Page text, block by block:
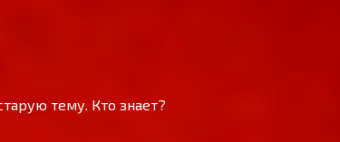
тему. Кто знает?